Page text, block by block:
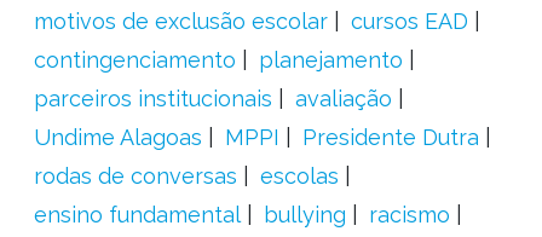
motivos de exclusão escolar
cursos EAD
contingenciamento
planejamento
parceiros institucionais
avaliação
Undime Alagoas
MPPI
Presidente Dutra
rodas de conversas
escolas
ensino fundamental
bullying
racismo